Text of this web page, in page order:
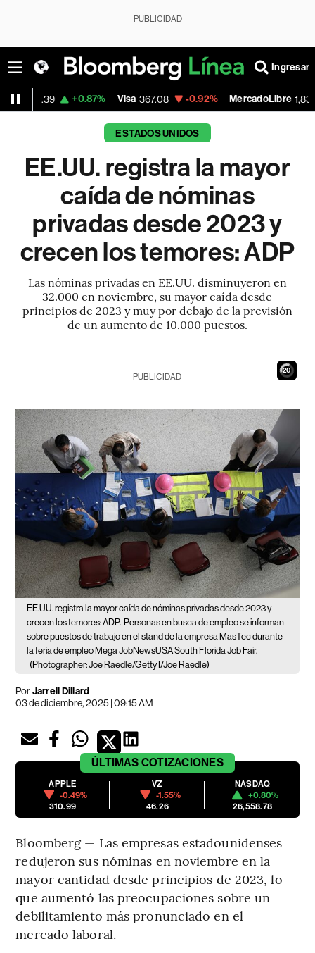
PUBLICIDAD
Ingresar
+0.87% Visa 367.08 -0.92% MercadoLibre 1,834.99
ESTADOS UNIDOS
EE.UU. registra la mayor
caída de nóminas
privadas desde 2023 y
crecen los temores: ADP
Las nóminas privadas en EE.UU. disminuyeron en
32.000 en noviembre, su mayor caída desde
principios de 2023 y muy por debajo de la previsión
de un aumento de 10.000 puestos.
19
PUBLICIDAD
EE.UU. registra la mayor caída de nóminas privadas desde 2023 y
crecen los temores: ADP. Personas en busca de empleo se informan
sobre puestos de trabajo en el stand de la empresa MasTec durante
la feria de empleo Mega JobNewsUSA South Florida Job Fair.
(Photographer: Joe Raedle/Getty I/Joe Raedle)
PorJarrell Dillard
03 de diciembre, 2025 | 09:15 AM
ÚLTIMAS COTIZACIONES
APPLE
-0.49%
310.99
VZ
-1.55%
46.26
NASDAQ
+0.80%
26,558.78
Bloomberg — Las empresas estadounidenses
redujeron sus nóminas en noviembre en la
mayor cantidad desde principios de 2023, lo
que aumentó las preocupaciones sobre un
debilitamiento más pronunciado en el
mercado laboral.